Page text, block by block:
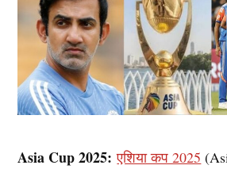
Asia Cup 2025:एशिया कप 2025